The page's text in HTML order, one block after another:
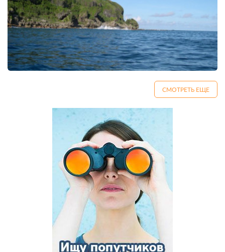
СМОТРЕТЬ ЕЩЕ